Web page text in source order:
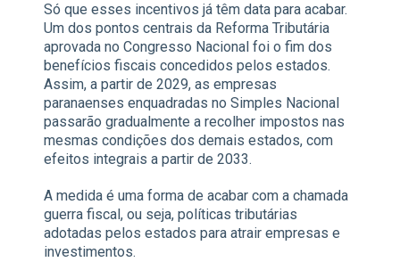
Só que esses incentivos já têm data para acabar.
Um dos pontos centrais da Reforma Tributária
aprovada no Congresso Nacional foi o fim dos
benefícios fiscais concedidos pelos estados.
Assim, a partir de 2029, as empresas
paranaenses enquadradas no Simples Nacional
passarão gradualmente a recolher impostos nas
mesmas condições dos demais estados, com
efeitos integrais a partir de 2033.
A medida é uma forma de acabar com a chamada
guerra fiscal, ou seja, políticas tributárias
adotadas pelos estados para atrair empresas e
investimentos.